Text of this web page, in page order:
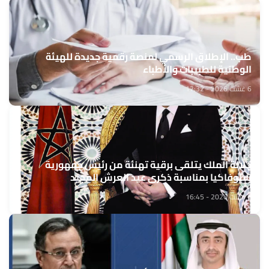
طب.. الإطلاق الرسمي لمنصة رقمية جديدة للهيئة
الوطنية للطبيبات والأطباء
6 غشت 2026 - 17:32
جلالة الملك يتلقى برقية تهنئة من رئيس جمهورية
سلوفاكيا بمناسبة ذكرى عيد العرش المجيد
6 غشت 2026 - 16:45